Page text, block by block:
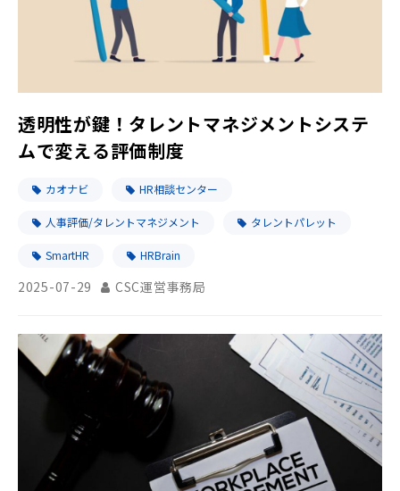
透明性が鍵！タレントマネジメントシステ
ムで変える評価制度
カオナビ HR相談センター
人事評価/タレントマネジメント タレントパレット
SmartHR HRBrain
2025-07-29 CSC運営事務局